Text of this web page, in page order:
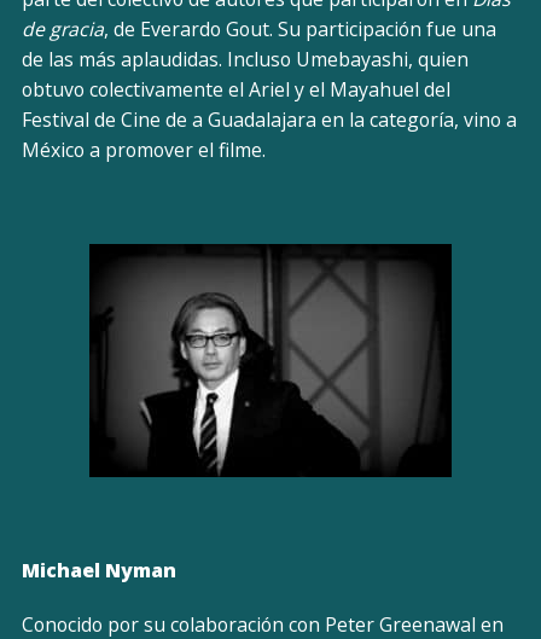
de gracia, de Everardo Gout. Su participación fue una
de las más aplaudidas. Incluso Umebayashi, quien
obtuvo colectivamente el Ariel y el Mayahuel del
Festival de Cine de a Guadalajara en la categoría, vino a
México a promover el filme.
Michael Nyman
Conocido por su colaboración con Peter Greenawal en